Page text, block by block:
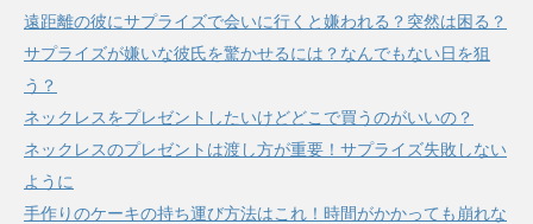
遠距離の彼にサプライズで会いに行くと嫌われる？突然は困る？
サプライズが嫌いな彼氏を驚かせるには？なんでもない日を狙
う？
ネックレスをプレゼントしたいけどどこで買うのがいいの？
ネックレスのプレゼントは渡し方が重要！サプライズ失敗しない
ように
手作りのケーキの持ち運び方法はこれ！時間がかかっても崩れな